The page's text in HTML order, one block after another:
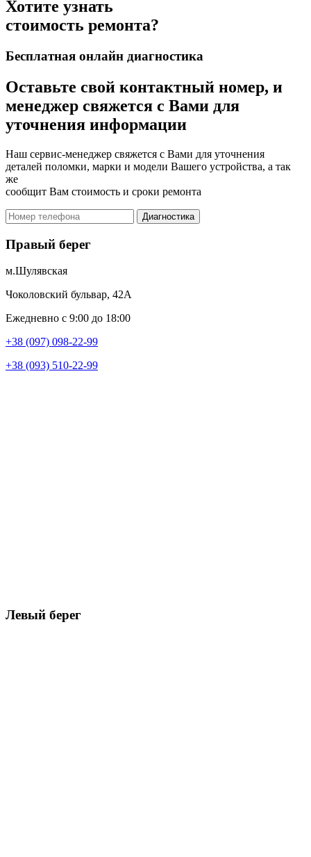
Хотите узнать
стоимость ремонта?
Бесплатная онлайн диагностика
Оставьте свой контактный номер, и
менеджер свяжется с Вами для
уточнения информации
Наш сервис-менеджер свяжется с Вами для уточнения
деталей поломки, марки и модели Вашего устройства, а так
же
сообщит Вам стоимость и сроки ремонта
Диагностика
Правый берег
м.Шулявская
Чоколовский бульвар, 42А
Ежедневно с 9:00 до 18:00
+38 (097) 098-22-99
+38 (093) 510-22-99
Левый берег